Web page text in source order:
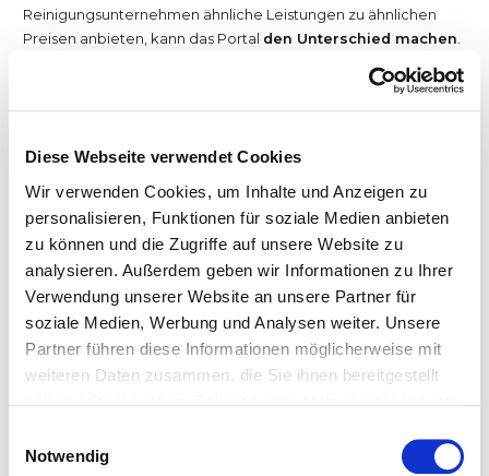
Diese Webseite verwendet Cookies
Wir verwenden Cookies, um Inhalte und Anzeigen zu
personalisieren, Funktionen für soziale Medien anbieten
zu können und die Zugriffe auf unsere Website zu
analysieren. Außerdem geben wir Informationen zu Ihrer
Verwendung unserer Website an unsere Partner für
soziale Medien, Werbung und Analysen weiter. Unsere
Partner führen diese Informationen möglicherweise mit
weiteren Daten zusammen, die Sie ihnen bereitgestellt
Notwendig
Reinigungsunternehmen ähnliche Leistungen zu ähnlichen
Preisen anbieten, kann das Portal den Unterschied machen
das Kundenportal auf dem Tablet: „So sehen deine
Qualitätsberichte. Und hier kannst du direkt ein Ticket
schreiben, wenn etwas nicht stimmt.“ Das ist überzeugender
als jede Imagebroschüre. Der Kunde sieht sofort:Hier läuft es
professionell.
Bei Ausschreibungen
Immer mehr Auftraggeber – vor allem öffentliche
Einrichtungen und größere Unternehmen – setzendigitale
auf einen Blick. Das ist ein
handfester Wettbewerbsvorteil